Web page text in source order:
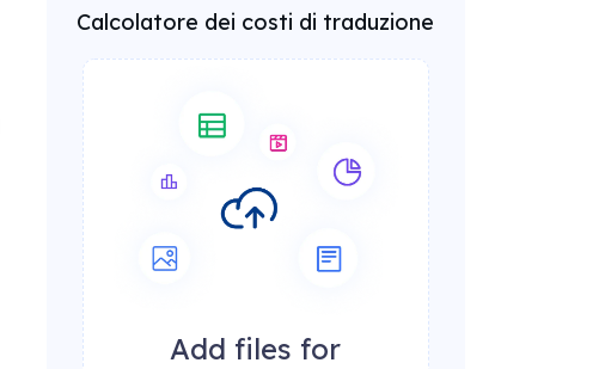
Calcolatore dei costi di traduzione
Add files for